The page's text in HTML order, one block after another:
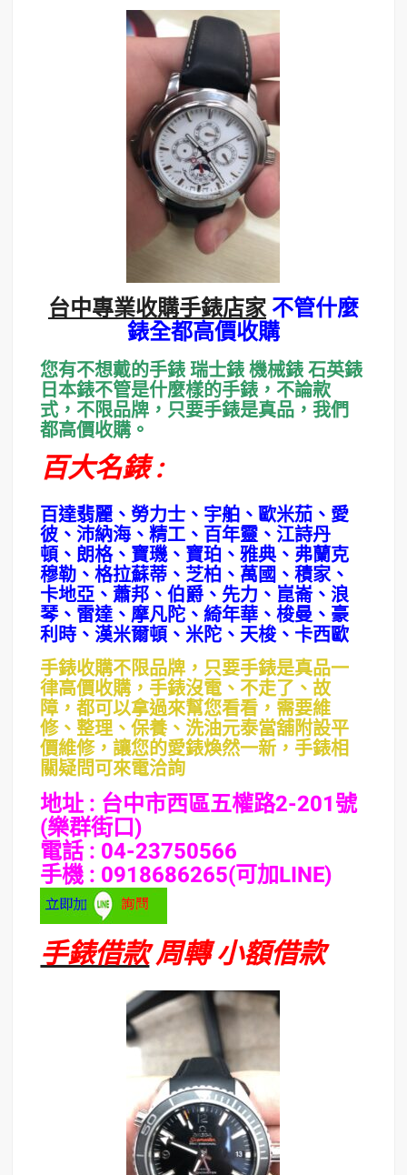
台中專業收購手錶店家不管什麼
錶全都高價收購
您有不想戴的手錶 瑞士錶 機械錶 石英錶
日本錶不管是什麼樣的手錶，不論款
式，不限品牌，只要手錶是真品，我們
都高價收購。
百大名錶 :
百達翡麗、勞力士、宇舶、歐米茄、愛
彼、沛納海、精工、百年靈、江詩丹
頓、朗格、寶璣、寶珀、雅典、弗蘭克
穆勒、格拉蘇蒂、芝柏、萬國、積家、
卡地亞、蕭邦、伯爵、先力、崑崙、浪
琴、雷達、摩凡陀、綺年華、梭曼、豪
利時、漢米爾頓、米陀、天梭、卡西歐
手錶收購不限品牌，只要手錶是真品一
律高價收購，手錶沒電、不走了、故
障，都可以拿過來幫您看看，需要維
修、整理、保養、洗油元泰當舖附設平
價維修，讓您的愛錶煥然一新，手錶相
關疑問可來電洽詢
地址 : 台中市西區五權路2-201號
(樂群街口)
電話 : 04-23750566
手機 : 0918686265(可加LINE)
手錶借款周轉 小額借款